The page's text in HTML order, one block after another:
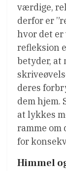
værdige,
derfor er
hvor det
refleksion
betyder, at
deres
dem hjem.
at lykkes
ramme om
for
Himmel